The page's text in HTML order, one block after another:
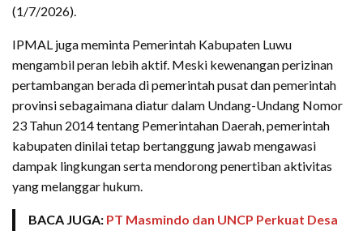
(1/7/2026).
IPMAL juga meminta Pemerintah Kabupaten Luwu
mengambil peran lebih aktif. Meski kewenangan perizinan
pertambangan berada di pemerintah pusat dan pemerintah
provinsi sebagaimana diatur dalam Undang-Undang Nomor
23 Tahun 2014 tentang Pemerintahan Daerah, pemerintah
kabupaten dinilai tetap bertanggung jawab mengawasi
dampak lingkungan serta mendorong penertiban aktivitas
yang melanggar hukum.
BACA JUGA: PT Masmindo dan UNCP Perkuat Desa